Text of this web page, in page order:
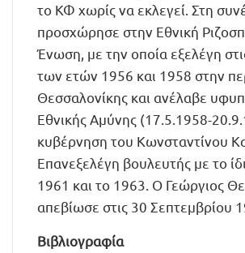
το ΚΦ χωρίς να εκλεγεί. Στη
προσχώρησε στην Εθνική
Ένωση, με την οποία εξελέγη
των ετών 1956 και 1958 στην
Θεσσαλονίκης και ανέλαβε
Εθνικής Αμύνης (17.5.1958-
κυβέρνηση του Κωνσταντίνου
Επανεξελέγη βουλευτής με το
1961 και το 1963. Ο Γεώργιος
απεβίωσε στις 30 Σεπτεμβρίου
Βιβλιογραφία